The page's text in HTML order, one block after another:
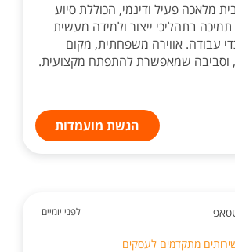
מלאכה פעיל ודינמי, הכוללת סיוע
בתהליכי ייצור ולמידה מעשית
עבודה. אווירה משפחתית, מקום
שמאפשרת להתפתח מקצועית.
הגשת מועמדות
לפני יומיים
מתקדמים לעסקים